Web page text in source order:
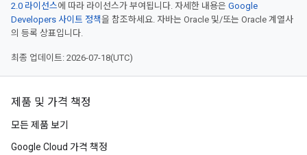
2.0 라이선스에 따라 라이선스가 부여됩니다. 자세한 내용은 Google
Developers 사이트 정책을 참조하세요. 자바는 Oracle 및/또는 Oracle 계열사
의 등록 상표입니다.
최종 업데이트: 2026-07-18(UTC)
제품 및 가격 책정
모든 제품 보기
Google Cloud 가격 책정